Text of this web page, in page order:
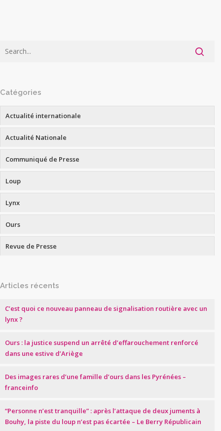
Catégories
Actualité internationale
Actualité Nationale
Communiqué de Presse
Loup
Lynx
Ours
Revue de Presse
Articles récents
C’est quoi ce nouveau panneau de signalisation routière avec un
lynx ?
Ours : la justice suspend un arrêté d’effarouchement renforcé
dans une estive d’Ariège
Des images rares d’une famille d’ours dans les Pyrénées –
franceinfo
“Personne n’est tranquille” : après l’attaque de deux juments à
Bouhy, la piste du loup n’est pas écartée – Le Berry Républicain